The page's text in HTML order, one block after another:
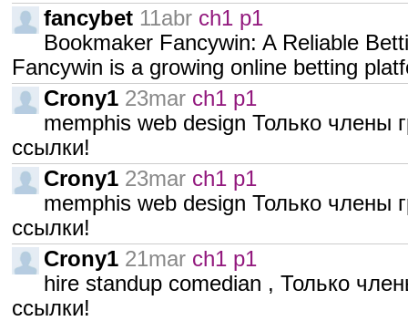
fancybet 11abr ch1 p1
Bookmaker Fancywin: A Reliable
Fancywin is a growing online betting
Crony1 23mar ch1 p1
memphis web design Только члены
ссылки!
Crony1 23mar ch1 p1
memphis web design Только члены
ссылки!
Crony1 21mar ch1 p1
hire standup comedian , Только
ссылки!